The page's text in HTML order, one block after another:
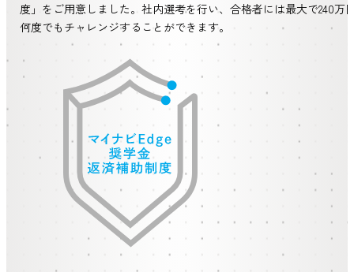
度」をご用意しました。社内選考を行い、合格者には最大で240万
何度でもチャレンジすることができます。